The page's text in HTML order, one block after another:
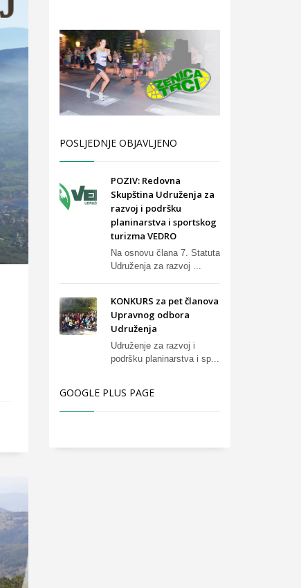
POSLJEDNJE OBJAVLJENO
POZIV: Redovna
Skupština Udruženja za
razvoj i podršku
planinarstva i sportskog
turizma VEDRO
Na osnovu člana 7. Statuta
Udruženja za razvoj ...
KONKURS za pet članova
Upravnog odbora
Udruženja
Udruženje za razvoj i
podršku planinarstva i sp...
GOOGLE PLUS PAGE